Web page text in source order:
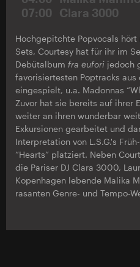
07:00
Clara 3000
Hochgepitchte Popvocals
Sets, Courtesy hat für ihr im
Debütalbum fra eufori jedoch
favorisiertesten Poptracks
eingespielt, u.a. Madonnas
Zuvor hat sie bereits auf ihrer
weiter an ihren wunderbar
Exkursionen gearbeitet und
Interpretation von L.S.G.'s
“Hearts” platziert. Neben
die Pariser DJ Clara 3000,
Kopenhagen lebende Malika
rasanten Genre- und Tempo-